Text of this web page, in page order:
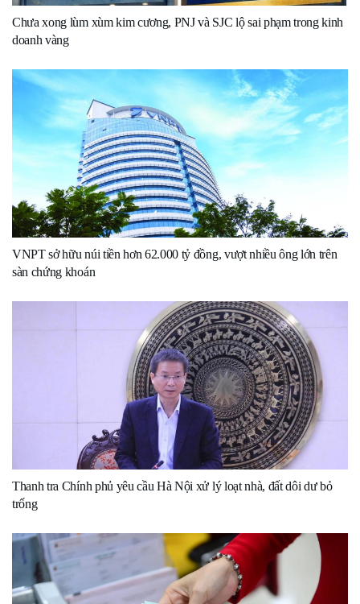
Chưa xong lùm xùm kim cương, PNJ và SJC lộ sai phạm trong kinh
doanh vàng
VNPT sở hữu núi tiền hơn 62.000 tỷ đồng, vượt nhiều ông lớn trên
sàn chứng khoán
Thanh tra Chính phủ yêu cầu Hà Nội xử lý loạt nhà, đất dôi dư bỏ
trống